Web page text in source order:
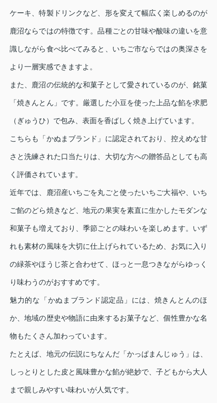
ケーキ、特製ドリンクなど、形を変えて幅広く楽しめるのが
鹿沼ならではの特徴です。品種ごとの甘味や酸味の違いを意
識しながら食べ比べてみると、いちご市ならではの奥深さを
より一層実感できますよ。
また、鹿沼の伝統的な和菓子として愛されているのが、銘菓
「焼きんとん」です。厳選した小豆を使った上品な餡を求肥
（ぎゅうひ）で包み、表面を香ばしく焼き上げています。
こちらも「かぬまブランド」に認定されており、控えめな甘
さと洗練された口当たりは、大切な方への贈答品としても高
く評価されています。
近年では、鹿沼産いちごを丸ごと使ったいちご大福や、いち
ご餡のどら焼きなど、地元の果実を素直に生かしたモダンな
和菓子も増えており、季節ごとの味わいを楽しめます。いず
れも素材の風味を大切に仕上げられているため、お気に入り
の緑茶やほうじ茶と合わせて、ほっと一息つきながらゆっく
り味わうのがおすすめです。
魅力的な「かぬまブランド認定品」には、焼きんとんのほ
か、地域の歴史や物語に由来するお菓子など、個性豊かな名
物もたくさん加わっています。
たとえば、地元の伝説にちなんだ「かっぱまんじゅう」は、
しっとりとした皮と風味豊かな餡が絶妙で、子どもから大人
まで親しみやすい味わいが人気です。